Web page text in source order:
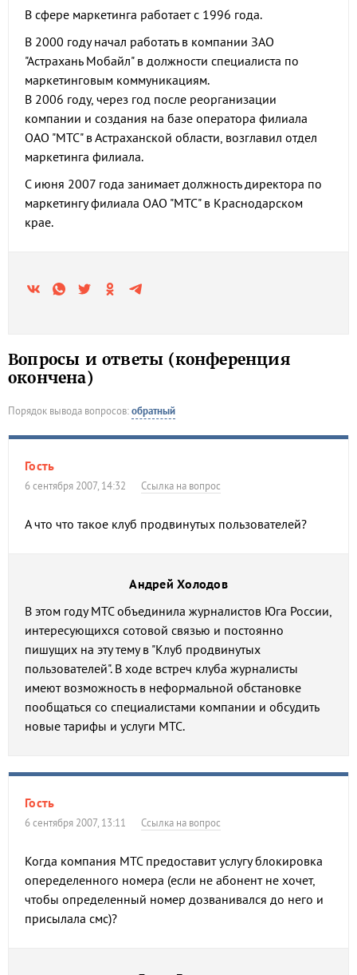
В сфере маркетинга работает с 1996 года.
В 2000 году начал работать в компании ЗАО
"Астрахань Мобайл" в должности специалиста по
маркетинговым коммуникациям.
В 2006 году, через год после реорганизации
компании и создания на базе оператора филиала
ОАО "МТС" в Астраханской области, возглавил отдел
маркетинга филиала.
С июня 2007 года занимает должность директора по
маркетингу филиала ОАО "МТС" в Краснодарском
крае.
Вопросы и ответы (конференция
окончена)
Порядок вывода вопросов:обратный
Гость
6 сентября 2007, 14:32 Ссылка на вопрос
А что что такое клуб продвинутых пользователей?
Андрей Холодов
В этом году МТС объединила журналистов Юга России,
интересующихся сотовой связью и постоянно
пишущих на эту тему в "Клуб продвинутых
пользователей". В ходе встреч клуба журналисты
имеют возможность в неформальной обстановке
пообщаться со специалистами компании и обсудить
новые тарифы и услуги МТС.
Гость
6 сентября 2007, 13:11 Ссылка на вопрос
Когда компания МТС предоставит услугу блокировка
опеределенного номера (если не абонент не хочет,
чтобы определенный номер дозванивался до него и
присылала смс)?